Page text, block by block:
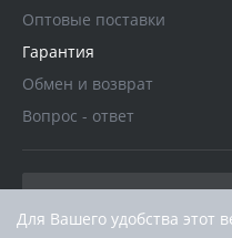
Оптовые поставки
Гарантия
Обмен и возврат
Вопрос - ответ
Для Вашего удобства этот